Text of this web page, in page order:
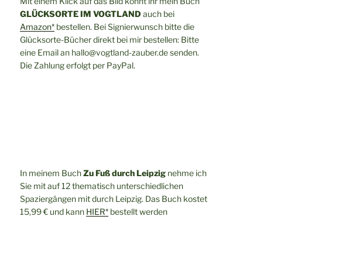
GLÜCKSORTE IM VOGTLANDauch bei
Amazon*bestellen. Bei Signierwunsch bitte die
Glücksorte-Bücher direkt bei mir bestellen: Bitte
eine Email an hallo@vogtland-zauber.de senden.
Die Zahlung erfolgt per PayPal.
In meinem BuchZu Fuß durch Leipzignehme ich
Sie mit auf 12 thematisch unterschiedlichen
Spaziergängen mit durch Leipzig. Das Buch kostet
15,99 € und kann HIER*bestellt werden